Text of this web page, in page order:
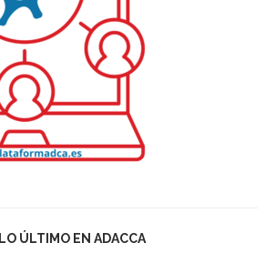
LO ÚLTIMO EN ADACCA